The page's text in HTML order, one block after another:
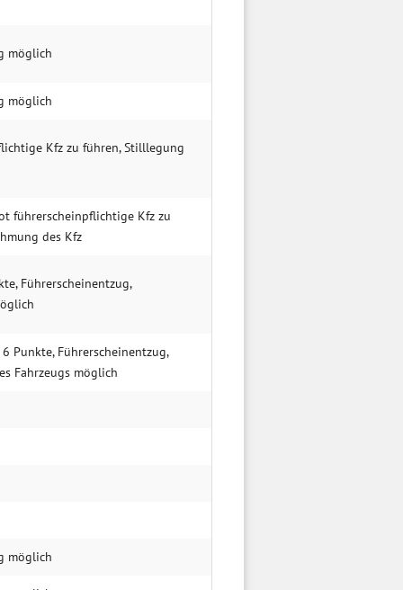
möglich
möglich
Kfz zu führen, Stilllegung
führerscheinpflichtige Kfz zu
des Kfz
Führerscheinentzug,
Punkte, Führerscheinentzug,
Fahrzeugs möglich
möglich